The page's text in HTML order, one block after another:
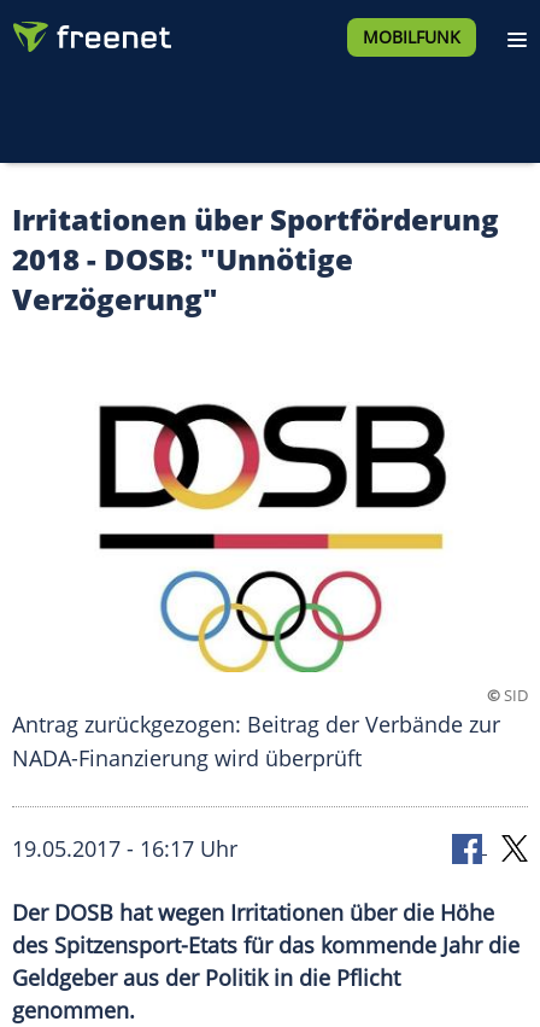
MOBILFUNK
Irritationen über Sportförderung
2018 - DOSB: "Unnötige
Verzögerung"
©SID
Antrag zurückgezogen: Beitrag der Verbände zur
NADA-Finanzierung wird überprüft
19.05.2017 - 16:17 Uhr
Der DOSB hat wegen Irritationen über die Höhe
des Spitzensport-Etats für das kommende Jahr die
Geldgeber aus der Politik in die Pflicht
genommen.